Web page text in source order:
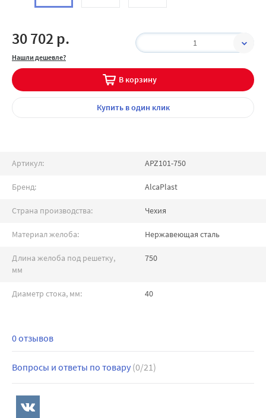
30 702 р.
Нашли дешевле?
1
В корзину
Купитьв один клик
Артикул: APZ101-750
Бренд: AlcaPlast
Страна производства: Чехия
Материал желоба: Нержавеющая сталь
Длина желоба под решетку,
мм
750
Диаметр стока, мм: 40
0 отзывов
Вопросы и ответы по товару (0/21)